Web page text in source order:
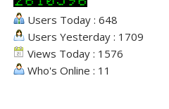
Users Today : 648
Users Yesterday : 1709
Views Today : 1576
Who's Online : 11